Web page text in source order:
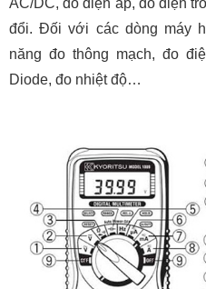
đổi. Đối với các dòng máy
năng đo thông mạch, đo
Diode, đo nhiệt độ…